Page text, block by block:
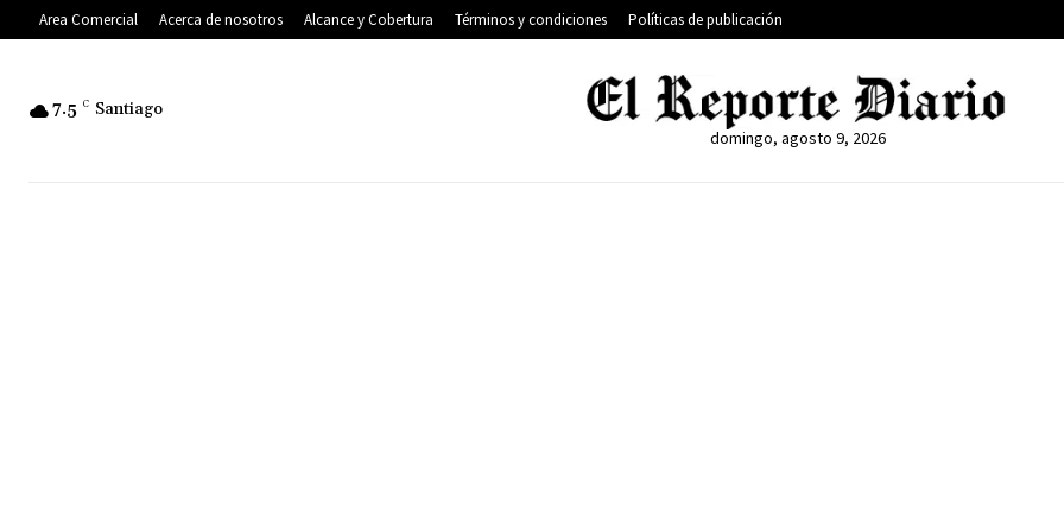
Area Comercial Acerca de nosotros Alcance y Cobertura Términos y condiciones Políticas de publicación
7.5 C Santiago
domingo, agosto 9, 2026